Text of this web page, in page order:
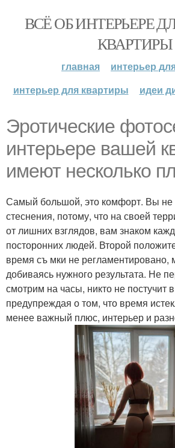
ВСЁ ОБ ИНТЕРЬЕРЕ
КВАРТИРЫ
главная
интерьер
интерьер для квартиры
идеи
Эротические
интерьере вашей
имеют несколько
Самый большой, это комфорт. Вы не
стеснения, потому, что на своей
от лишних взглядов, вам знаком
посторонних людей. Второй
время съ мки не
добиваясь нужного результата. Не
смотрим на часы, никто не постучит
предупреждая о том, что время
менее важный плюс, интерьер и